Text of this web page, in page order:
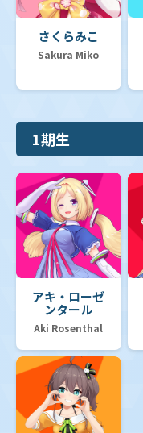
さくらみこ
Sakura Miko
1期生
アキ・ローゼ
ンタール
Aki Rosenthal